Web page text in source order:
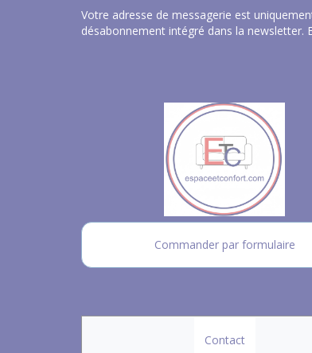
Votre adresse de messagerie est
désabonnement intégré dans la newsletter.
Commander par formulaire
Contact